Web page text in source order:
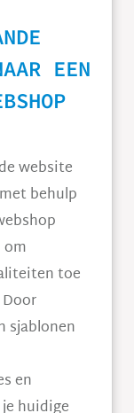
EEN
website
behulp
toe
sjablonen
en